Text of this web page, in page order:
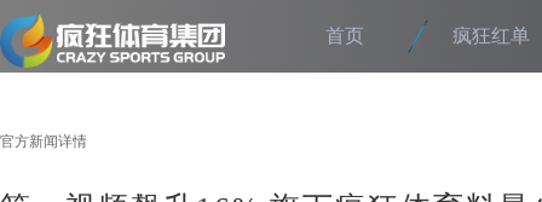
首页 疯狂红单
官方新闻详情